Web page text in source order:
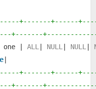
+-------+------
+-------
|
ALL NULL NULL
+-------+------
+-------